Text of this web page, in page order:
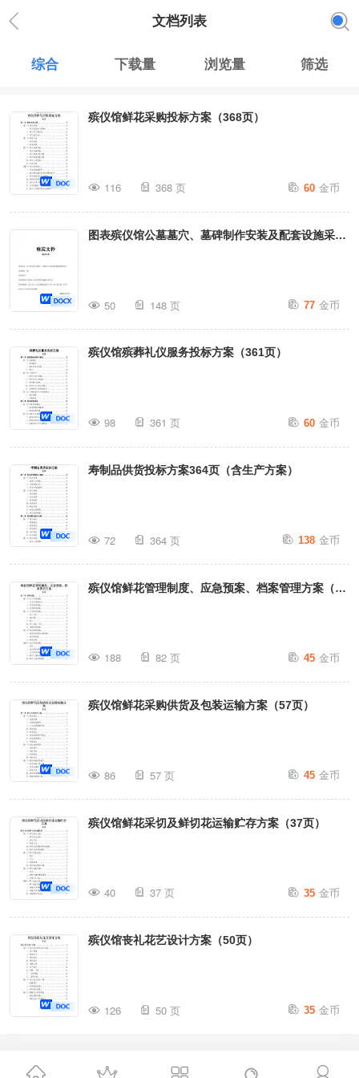
文档列表
综合 下载量 浏览量 筛选
殡仪馆鲜花采购投标方案（368页）
116 368 页 60 金币
图表殡仪馆公墓墓穴、墓碑制作安装及配套设施采购
50 148 页 77 金币
殡仪馆殡葬礼仪服务投标方案（361页）
98 361 页 60 金币
寿制品供货投标方案364页（含生产方案）
72 364 页 138 金币
殡仪馆鲜花管理制度、应急预案、档案管理方案（82
188 82 页 45 金币
殡仪馆鲜花采购供货及包装运输方案（57页）
86 57 页 45 金币
殡仪馆鲜花采切及鲜切花运输贮存方案（37页）
40 37 页 35 金币
殡仪馆丧礼花艺设计方案（50页）
126 50 页 35 金币